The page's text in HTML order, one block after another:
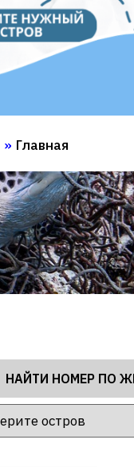
» Главная
ПОДРОБНЕЕ
НАЙТИ НОМЕР ПО